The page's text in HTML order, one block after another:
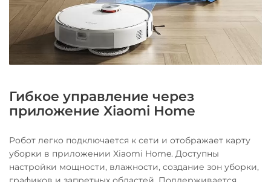
Гибкое управление через
приложение Xiaomi Home
Робот легко подключается к сети и отображает карту
уборки в приложении Xiaomi Home. Доступны
настройки мощности, влажности, создание зон уборки,